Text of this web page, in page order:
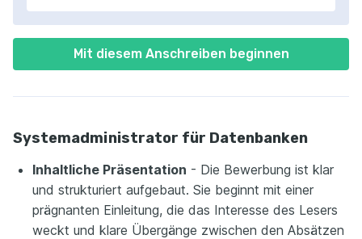
Mit diesem Anschreiben beginnen
Systemadministrator für Datenbanken
Inhaltliche Präsentation - Die Bewerbung ist klar
und strukturiert aufgebaut. Sie beginnt mit einer
prägnanten Einleitung, die das Interesse des Lesers
weckt und klare Übergänge zwischen den Absätzen